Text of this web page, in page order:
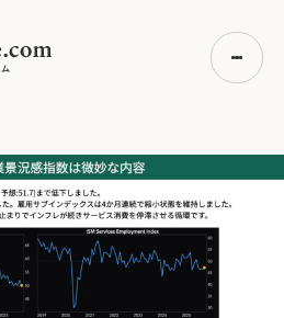
プラン
覧
10/6 マーケット見通し】
>
2025年